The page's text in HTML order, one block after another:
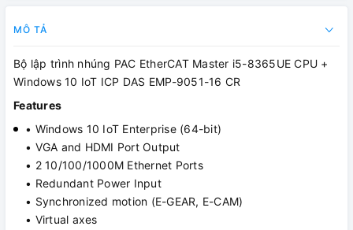
MÔ TẢ
Bộ lập trình nhúng PAC EtherCAT Master i5-8365UE CPU +
Windows 10 IoT ICP DAS EMP-9051-16 CR
Features
• Windows 10 IoT Enterprise (64-bit)
• VGA and HDMI Port Output
• 2 10/100/1000M Ethernet Ports
• Redundant Power Input
• Synchronized motion (E-GEAR, E-CAM)
• Virtual axes